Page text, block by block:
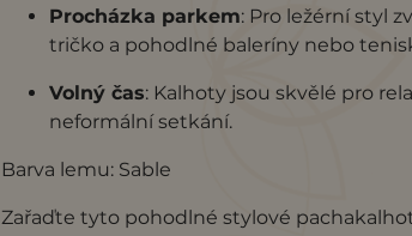
Procházka parkem: Pro ležérní styl
tričko a pohodlné baleríny nebo
Volný čas: Kalhoty jsou skvělé pro
neformální setkání.
Barva lemu: Sable
Zařaďte tyto pohodlné stylové